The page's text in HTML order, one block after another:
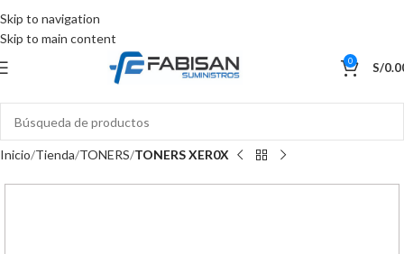
Skip to navigation
Skip to main content
0 S/
Inicio Tienda TONERS TONERS XER0X